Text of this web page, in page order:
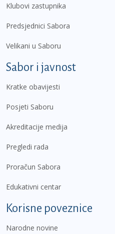
Klubovi zastupnika
Predsjednici Sabora
Velikani u Saboru
Sabor i javnost
Kratke obavijesti
Posjeti Saboru
Akreditacije medija
Pregledi rada
Proračun Sabora
Edukativni centar
Korisne poveznice
Narodne novine